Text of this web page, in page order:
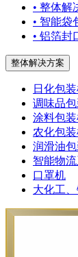
• 整体解
• 智能袋
• 铝箔封
整体解决方案
日化包
调味品
涂料包
农化包
润滑油
智能物
口罩机
大化工